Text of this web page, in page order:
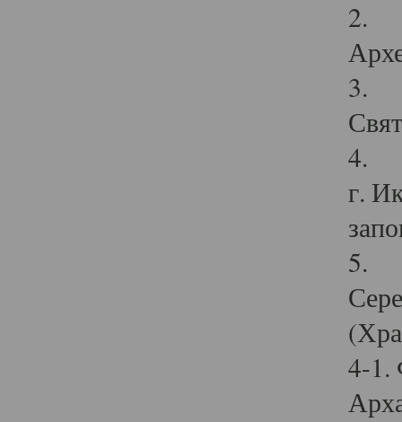
2.
3.
4.
г.
5.
4-1.